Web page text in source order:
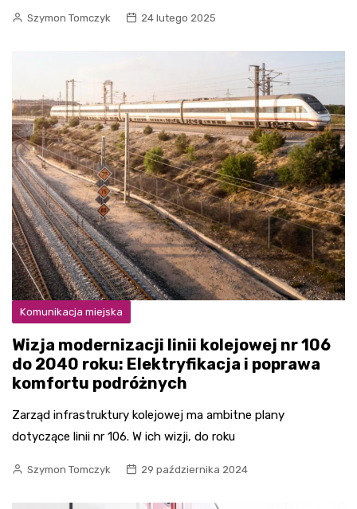
Szymon Tomczyk 24 lutego 2025
Komunikacja miejska
Wizja modernizacji linii kolejowej nr 106
do 2040 roku: Elektryfikacja i poprawa
komfortu podróżnych
Zarząd infrastruktury kolejowej ma ambitne plany
dotyczące linii nr 106. W ich wizji, do roku
Szymon Tomczyk 29 października 2024